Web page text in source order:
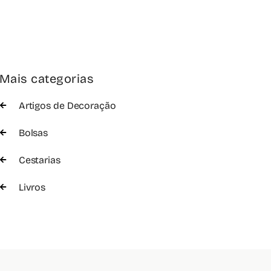
categorias
Artigos de Decoração
Bolsas
Cestarias
Livros